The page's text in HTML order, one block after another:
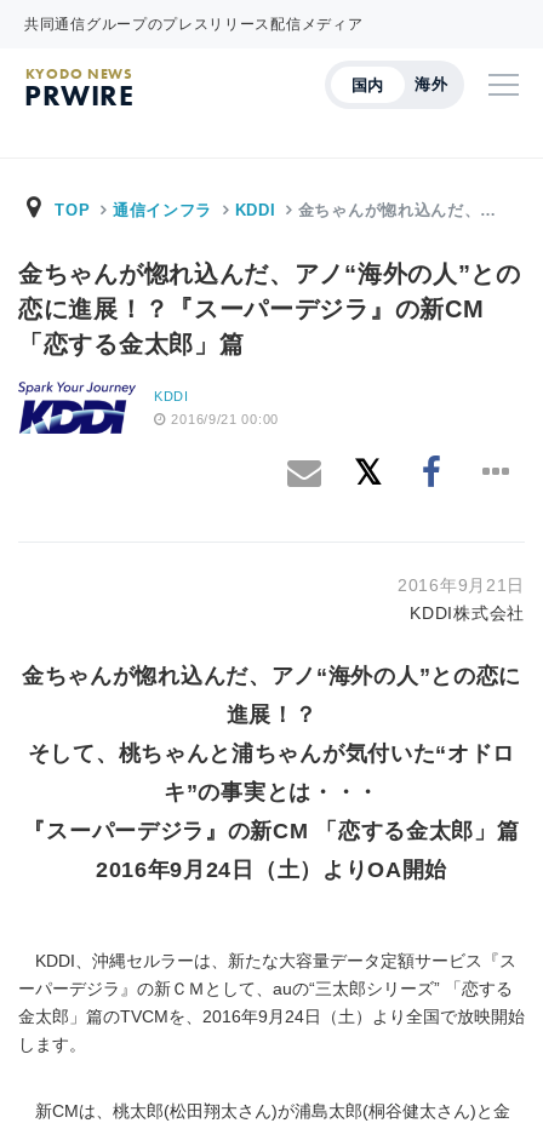
共同通信グループのプレスリリース配信メディア
国内 海外
KYODO NEWS
PRWIRE
TOP 通信インフラ KDDI 金ちゃんが惚れ込んだ、…
金ちゃんが惚れ込んだ、アノ“海外の人”との
恋に進展！？『スーパーデジラ』の新CM
「恋する金太郎」篇
KDDI
2016/9/21 00:00
2016年9月21日
KDDI株式会社
金ちゃんが惚れ込んだ、アノ“海外の人”との恋に
進展！？
そして、桃ちゃんと浦ちゃんが気付いた“オドロ
キ”の事実とは・・・
『スーパーデジラ』の新CM 「恋する金太郎」篇
2016年9月24日（土）よりOA開始
KDDI、沖縄セルラーは、新たな大容量データ定額サービス『ス
ーパーデジラ』の新ＣＭとして、auの“三太郎シリーズ” 「恋する
金太郎」篇のTVCMを、2016年9月24日（土）より全国で放映開始
します。
新CMは、桃太郎(松田翔太さん)が浦島太郎(桐谷健太さん)と金